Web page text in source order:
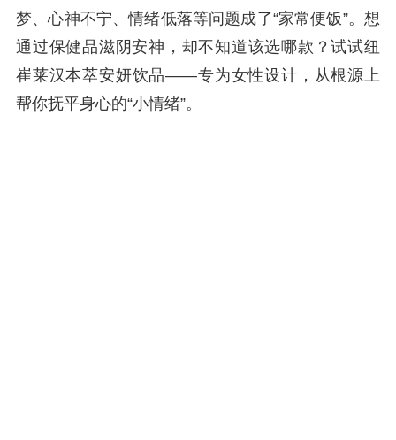
梦、心神不宁、情绪低落等问题成了“家常便饭”。想
通过保健品滋阴安神，却不知道该选哪款？试试纽
崔莱汉本萃安妍饮品——专为女性设计，从根源上
帮你抚平身心的“小情绪”。